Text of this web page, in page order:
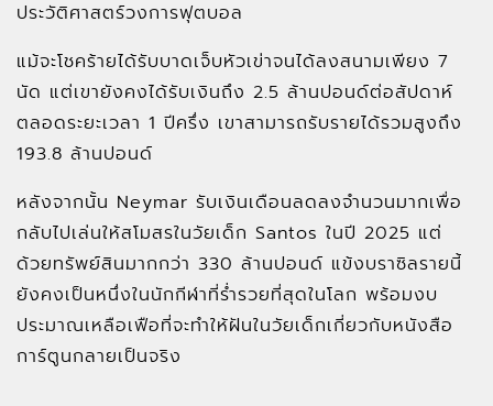
ประวัติศาสตร์วงการฟุตบอล
แม้จะโชคร้ายได้รับบาดเจ็บหัวเข่าจนได้ลงสนามเพียง 7
นัด แต่เขายังคงได้รับเงินถึง 2.5 ล้านปอนด์ต่อสัปดาห์
ตลอดระยะเวลา 1 ปีครึ่ง เขาสามารถรับรายได้รวมสูงถึง
193.8 ล้านปอนด์
หลังจากนั้น Neymar รับเงินเดือนลดลงจำนวนมากเพื่อ
กลับไปเล่นให้สโมสรในวัยเด็ก Santos ในปี 2025 แต่
ด้วยทรัพย์สินมากกว่า 330 ล้านปอนด์ แข้งบราซิลรายนี้
ยังคงเป็นหนึ่งในนักกีฬาที่ร่ำรวยที่สุดในโลก พร้อมงบ
ประมาณเหลือเฟือที่จะทำให้ฝันในวัยเด็กเกี่ยวกับหนังสือ
การ์ตูนกลายเป็นจริง